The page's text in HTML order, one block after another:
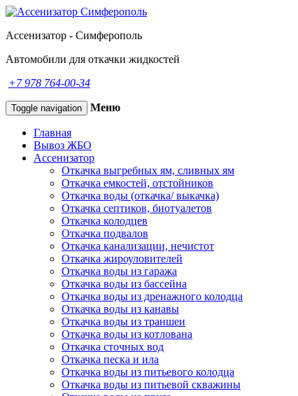
Ассенизатор - Симферополь
Автомобили для откачки жидкостей
+7 978 764-00-34
Toggle navigation Меню
Главная
Вывоз ЖБО
Ассенизатор
Откачка выгребных ям, сливных ям
Откачка емкостей, отстойников
Откачка воды (откачка/ выкачка)
Откачка септиков, биотуалетов
Откачка колодцев
Откачка подвалов
Откачка канализации, нечистот
Откачка жироуловителей
Откачка воды из гаража
Откачка воды из бассейна
Откачка воды из дренажного колодца
Откачка воды из канавы
Откачка воды из траншеи
Откачка воды из котлована
Откачка сточных вод
Откачка песка и ила
Откачка воды из питьевого колодца
Откачка воды из питьевой скважины